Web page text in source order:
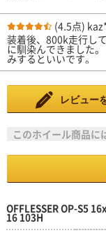
(4.5点)
装着後、800k走行し
に馴染んできました
みするといいです。
レビュー
このホイール商品に
OFFLESSER OP-S5
16 103H